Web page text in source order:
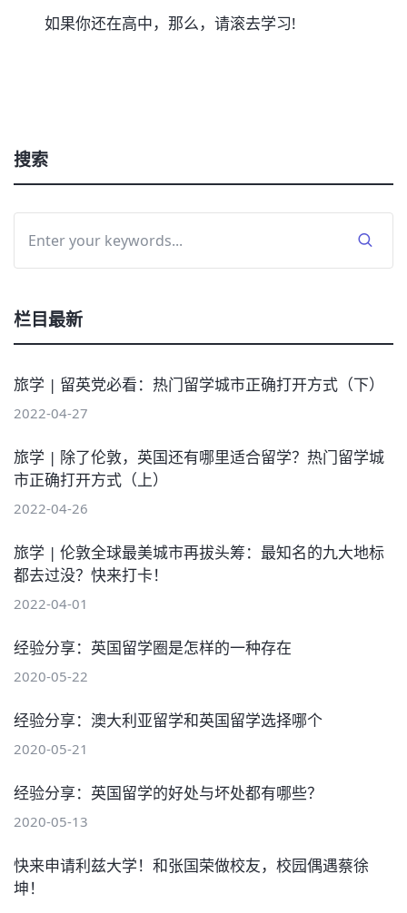
如果你还在高中，那么，请滚去学习!
搜索
栏目最新
旅学 | 留英党必看：热门留学城市正确打开方式（下）
2022-04-27
旅学 | 除了伦敦，英国还有哪里适合留学？热门留学城
市正确打开方式（上）
2022-04-26
旅学 | 伦敦全球最美城市再拔头筹：最知名的九大地标
都去过没？快来打卡！
2022-04-01
经验分享：英国留学圈是怎样的一种存在
2020-05-22
经验分享：澳大利亚留学和英国留学选择哪个
2020-05-21
经验分享：英国留学的好处与坏处都有哪些？
2020-05-13
快来申请利兹大学！和张国荣做校友，校园偶遇蔡徐
坤！